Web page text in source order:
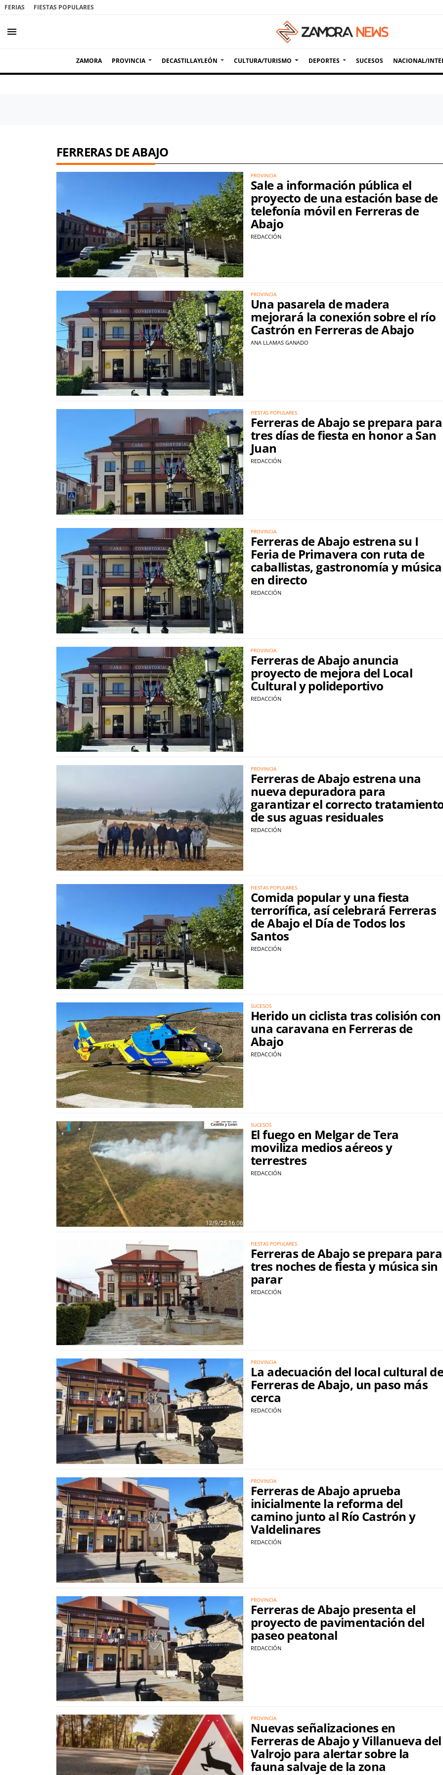
FERIAS FIESTAS POPULARES
menu
ZAMORA PROVINCIA DECASTILLAYLEÓN CULTURA/TURISMO DEPORTES SUCESOS NACIONAL/
FERRERAS DE ABAJO
PROVINCIA
Sale a información pública el
proyecto de una estación base de
telefonía móvil en Ferreras de
Abajo
REDACCIÓN
PROVINCIA
Una pasarela de madera
mejorará la conexión sobre el río
Castrón en Ferreras de Abajo
ANA LLAMAS GANADO
FIESTAS POPULARES
Ferreras de Abajo se prepara para
tres días de fiesta en honor a San
Juan
REDACCIÓN
PROVINCIA
Ferreras de Abajo estrena su I
Feria de Primavera con ruta de
caballistas, gastronomía y música
en directo
REDACCIÓN
PROVINCIA
Ferreras de Abajo anuncia
proyecto de mejora del Local
Cultural y polideportivo
REDACCIÓN
PROVINCIA
Ferreras de Abajo estrena una
nueva depuradora para
garantizar el correcto
de sus aguas residuales
REDACCIÓN
FIESTAS POPULARES
Comida popular y una fiesta
terrorífica, así celebrará Ferreras
de Abajo el Día de Todos los
Santos
REDACCIÓN
SUCESOS
Herido un ciclista tras colisión con
una caravana en Ferreras de
Abajo
REDACCIÓN
SUCESOS
El fuego en Melgar de Tera
moviliza medios aéreos y
terrestres
REDACCIÓN
FIESTAS POPULARES
Ferreras de Abajo se prepara para
tres noches de fiesta y música sin
parar
REDACCIÓN
PROVINCIA
La adecuación del local cultural de
Ferreras de Abajo, un paso más
cerca
REDACCIÓN
PROVINCIA
Ferreras de Abajo aprueba
inicialmente la reforma del
camino junto al Río Castrón y
Valdelinares
REDACCIÓN
PROVINCIA
Ferreras de Abajo presenta el
proyecto de pavimentación del
paseo peatonal
REDACCIÓN
PROVINCIA
Nuevas señalizaciones en
Ferreras de Abajo y Villanueva del
Valrojo para alertar sobre la
fauna salvaje de la zona